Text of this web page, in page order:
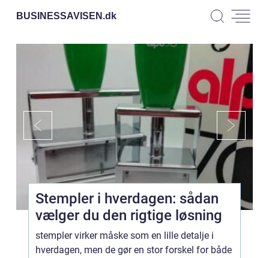
BUSINESSAVISEN.dk
Stempler i hverdagen: sådan
vælger du den rigtige løsning
stempler virker måske som en lille detalje i
hverdagen, men de gør en stor forskel for både